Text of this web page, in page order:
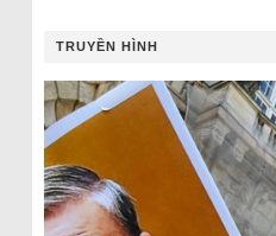
TRUYỀN HÌNH